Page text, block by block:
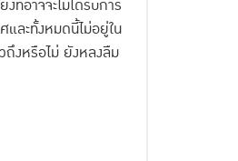
ที่อาจจะไม่ได้รับการ
และทั้งหมดนี้ไม่อยู่ใน
ถึงหรือไม่ ยังหลงลืม